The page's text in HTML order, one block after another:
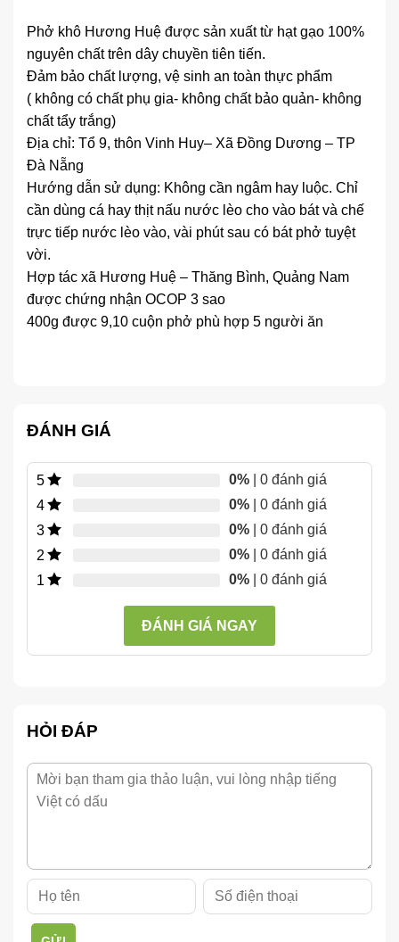
Phở khô Hương Huệ được sản xuất từ hạt gạo 100%
nguyên chất trên dây chuyền tiên tiến.
Đảm bảo chất lượng, vệ sinh an toàn thực phẩm
( không có chất phụ gia- không chất bảo quản- không
chất tẩy trắng)
Địa chỉ: Tổ 9, thôn Vinh Huy– Xã Đồng Dương – TP
Đà Nẵng
Hướng dẫn sử dụng: Không cần ngâm hay luộc. Chỉ
cần dùng cá hay thịt nấu nước lèo cho vào bát và chế
trực tiếp nước lèo vào, vài phút sau có bát phở tuyệt
vời.
Hợp tác xã Hương Huệ – Thăng Bình, Quảng Nam
được chứng nhận OCOP 3 sao
400g được 9,10 cuộn phở phù hợp 5 người ăn
ĐÁNH GIÁ
5 0% | 0 đánh giá
4
0% | 0 đánh giá
3
0% | 0 đánh giá
2
0% | 0 đánh giá
1
0% | 0 đánh giá
ĐÁNH GIÁ NGAY
HỎI ĐÁP